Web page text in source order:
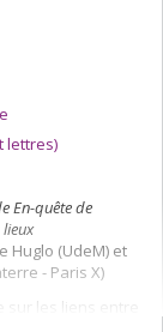
lettres)
En-quête de
Huglo (UdeM) et
- Paris X)
les liens entre